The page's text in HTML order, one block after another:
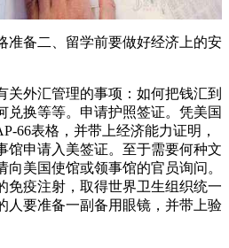
备二、留学前要做好经济上的安
外汇管理的事项：如何把钱汇到
兑换等等。申请护照签证。凭美国
66表格，并带上经济能力证明，
馆申请入美签证。至于需要何种文
美国使馆或领事馆的官员询问。
免疫注射，取得世界卫生组织统一
人要准备一副备用眼镜，并带上验